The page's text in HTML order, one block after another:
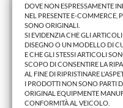
COFANO ANTERIORE
DOVE NON ESPRESSAMENTE
NEL PRESENTE E-COMMERCE,
SONO ORIGINALI.
SI EVIDENZIA CHE GLI
DISEGNO O UN MODELLO DI
E CHE GLI STESSI ARTICOLI
SCOPO DI CONSENTIRE LA
AL FINE DI RIPRISTINARE
I PRODOTTI NON SONO PARTI
ORIGINAL EQUIPMENTE
CONFORMITÀ AL VEICOLO.